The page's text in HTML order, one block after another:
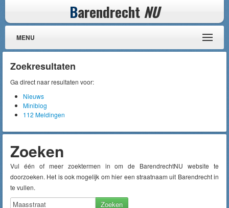
Barendrecht NU
MENU
Zoekresultaten
Ga direct naar resultaten voor:
Nieuws
Miniblog
112 Meldingen
Zoeken
Vul één of meer zoektermen in om de BarendrechtNU website te
doorzoeken. Het is ook mogelijk om hier een straatnaam uit Barendrecht in
te vullen.
Zoeken